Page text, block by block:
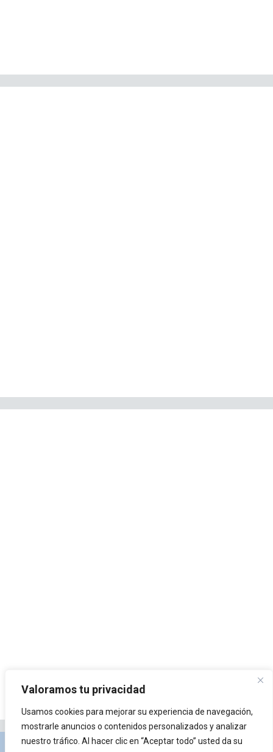
Valoramos tu privacidad
Usamos cookies para mejorar su experiencia de navegación,
mostrarle anuncios o contenidos personalizados y analizar
nuestro tráfico. Al hacer clic en “Aceptar todo” usted da su